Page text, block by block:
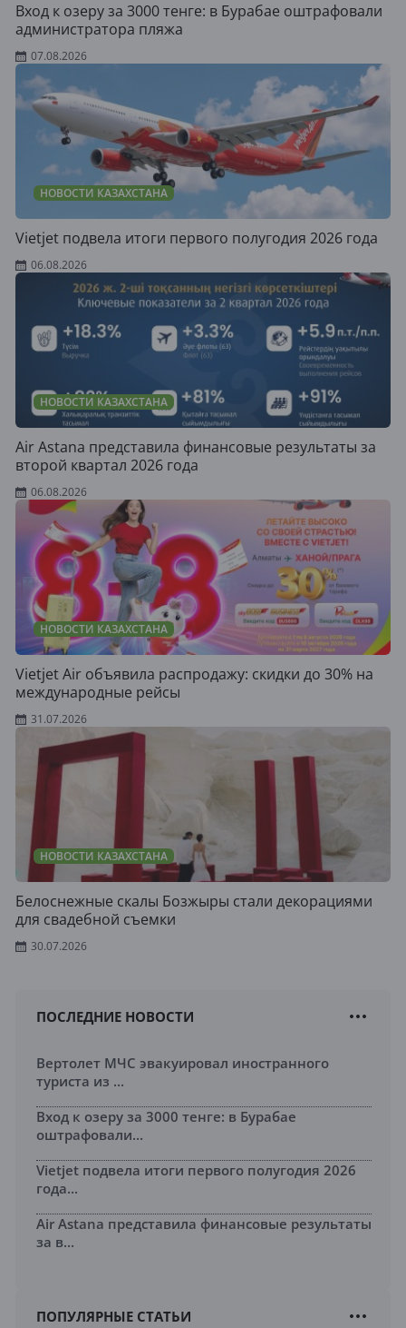
Вход к озеру за 3000 тенге: в Бурабае оштрафовали
администратора пляжа
07.08.2026
НОВОСТИ КАЗАХСТАНА
Vietjet подвела итоги первого полугодия 2026 года
06.08.2026
НОВОСТИ КАЗАХСТАНА
Air Astana представила финансовые результаты за
второй квартал 2026 года
06.08.2026
НОВОСТИ КАЗАХСТАНА
Vietjet Air объявила распродажу: скидки до 30% на
международные рейсы
31.07.2026
НОВОСТИ КАЗАХСТАНА
Белоснежные скалы Бозжыры стали декорациями
для свадебной съемки
30.07.2026
ПОСЛЕДНИЕ НОВОСТИ
Вертолет МЧС эвакуировал иностранного
туриста из ...
Вход к озеру за 3000 тенге: в Бурабае
оштрафовали...
Vietjet подвела итоги первого полугодия 2026
года...
Air Astana представила финансовые результаты
за в...
ПОПУЛЯРНЫЕ СТАТЬИ